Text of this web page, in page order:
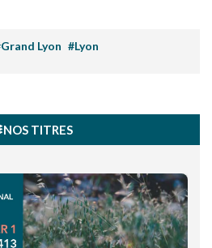
Lyon #Lyon
NOS TITRES